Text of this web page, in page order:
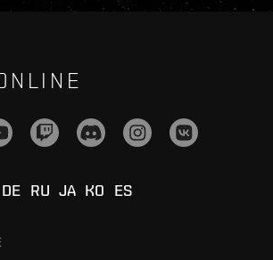
DE RU JA KO ES